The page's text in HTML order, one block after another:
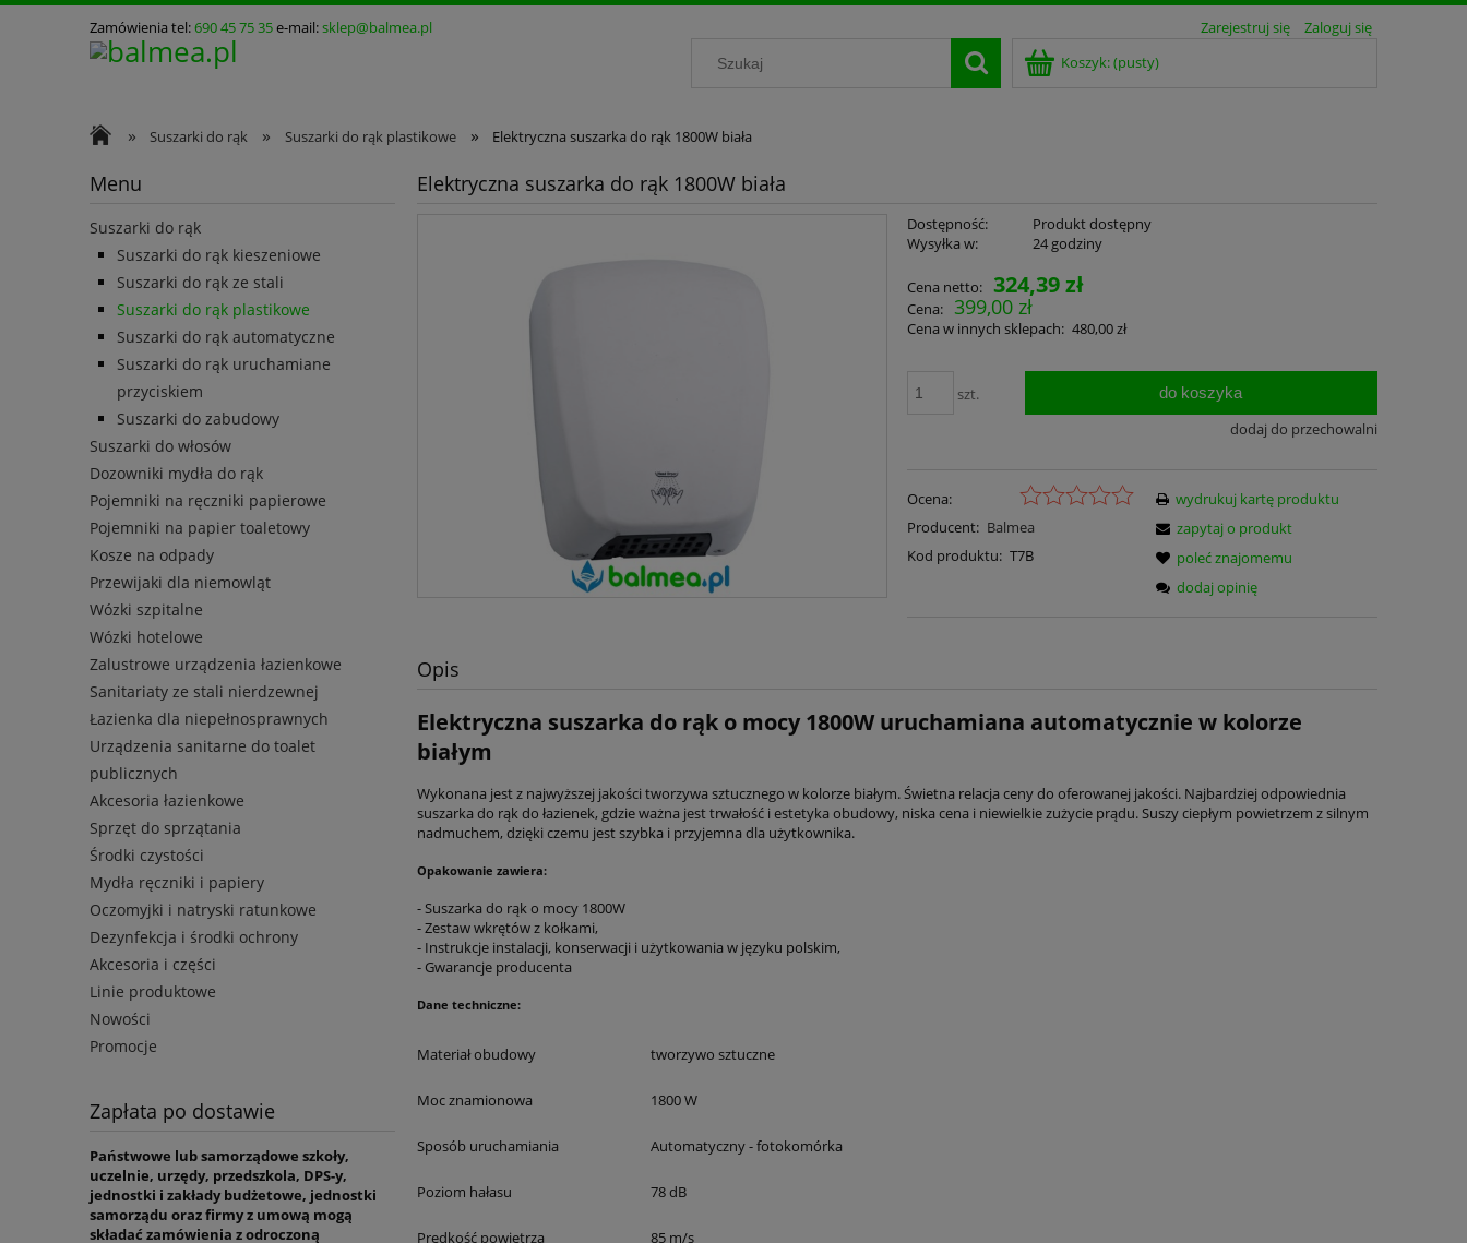
Zarejestruj się Zaloguj się
Zamówienia tel:690 45 75 35e-mail:sklep@balmea.pl
Koszyk:(pusty)
» Suszarki do rąk » Suszarki do rąk plastikowe » Elektryczna suszarka do rąk 1800W biała
Menu
Suszarki do rąk
Suszarki do rąk kieszeniowe
Suszarki do rąk ze stali
Suszarki do rąk plastikowe
Suszarki do rąk automatyczne
Suszarki do rąk uruchamiane
przyciskiem
Suszarki do zabudowy
Suszarki do włosów
Dozowniki mydła do rąk
Pojemniki na ręczniki papierowe
Pojemniki na papier toaletowy
Kosze na odpady
Przewijaki dla niemowląt
Wózki szpitalne
Wózki hotelowe
Zalustrowe urządzenia łazienkowe
Sanitariaty ze stali nierdzewnej
Łazienka dla niepełnosprawnych
Urządzenia sanitarne do toalet
publicznych
Akcesoria łazienkowe
Sprzęt do sprzątania
Środki czystości
Mydła ręczniki i papiery
Oczomyjki i natryski ratunkowe
Dezynfekcja i środki ochrony
Akcesoria i części
Linie produktowe
Nowości
Promocje
Zapłata po dostawie
Państwowe lub samorządowe szkoły,
uczelnie, urzędy, przedszkola, DPS-y,
jednostki i zakłady budżetowe, jednostki
samorządu oraz firmy z umową mogą
składać zamówienia z odroczoną
Elektryczna suszarka do rąk 1800W biała
Dostępność:
Produkt dostępny
Wysyłka w:
24 godziny
Cena netto: 324,39 zł
Cena: 399,00 zł
Cena w innych sklepach: 480,00 zł
szt. do koszyka
dodaj do przechowalni
Ocena:
Producent: Balmea
Kod produktu: T7B
wydrukuj kartę produktu
zapytaj o produkt
poleć znajomemu
dodaj opinię
Opis
Elektryczna suszarka do rąk o mocy 1800W uruchamiana automatycznie w kolorze
białym
Wykonana jest z najwyższej jakości tworzywa sztucznego w kolorze białym. Świetna relacja ceny do oferowanej jakości. Najbardziej odpowiednia
suszarka do rąk do łazienek, gdzie ważna jest trwałość i estetyka obudowy, niska cena i niewielkie zużycie prądu. Suszy ciepłym powietrzem z silnym
nadmuchem, dzięki czemu jest szybka i przyjemna dla użytkownika.
Opakowanie zawiera:
- Suszarka do rąk o mocy 1800W
- Zestaw wkrętów z kołkami,
- Instrukcje instalacji, konserwacji i użytkowania w języku polskim,
- Gwarancje producenta
Dane techniczne:
Materiał obudowy tworzywo sztuczne
Moc znamionowa 1800 W
Sposób uruchamiania Automatyczny - fotokomórka
Poziom hałasu 78 dB
Prędkość powietrza 85 m/s